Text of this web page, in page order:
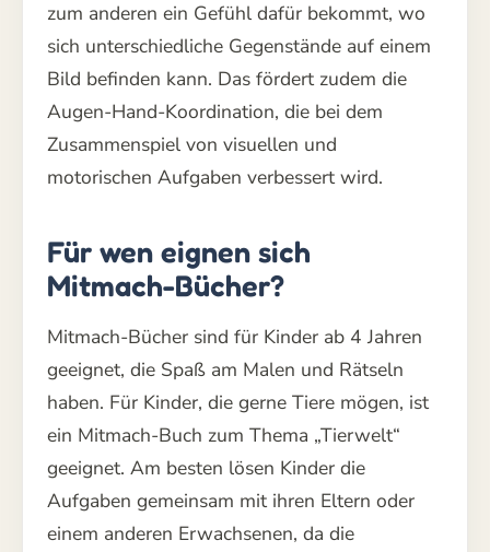
zum anderen ein Gefühl dafür bekommt, wo
sich unterschiedliche Gegenstände auf einem
Bild befinden kann. Das fördert zudem die
Augen-Hand-Koordination, die bei dem
Zusammenspiel von visuellen und
motorischen Aufgaben verbessert wird.
Für wen eignen sich
Mitmach-Bücher?
Mitmach-Bücher sind für Kinder ab 4 Jahren
geeignet, die Spaß am Malen und Rätseln
haben. Für Kinder, die gerne Tiere mögen, ist
ein Mitmach-Buch zum Thema „Tierwelt“
geeignet. Am besten lösen Kinder die
Aufgaben gemeinsam mit ihren Eltern oder
einem anderen Erwachsenen, da die